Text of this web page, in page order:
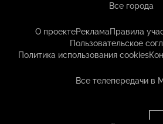
Все города
О проектеРекламаПравила
Пользовательское
Политика использования cookies
Все телепередачи в